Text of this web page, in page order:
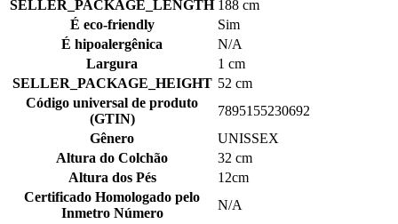
SELLER_PACKAGE_LENGTH 188 cm
É eco-friendly
Sim
É hipoalergênica
N/A
Largura
1 cm
SELLER_PACKAGE_HEIGHT 52 cm
Código universal de produto
(GTIN)
7895155230692
Gênero
UNISSEX
Altura do Colchão
32 cm
Altura dos Pés
12cm
Certificado Homologado pelo
Inmetro Número
N/A